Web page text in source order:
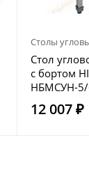
Столы
Стол
с бортом
НБМСУН-
12 007 ₽